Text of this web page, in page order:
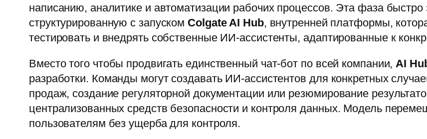
написанию, аналитике и автоматизации рабочих процессов. Эта фаза
структурированную с запуском Colgate AI Hub, внутренней платформы,
тестировать и внедрять собственные ИИ-ассистенты, адаптированные к
Вместо того чтобы продвигать единственный чат-бот по всей компании,AI
разработки. Команды могут создавать ИИ-ассистентов для конкретных
продаж, создание регуляторной документации или резюмирование
централизованных средств безопасности и контроля данных. Модель
пользователям без ущерба для контроля.